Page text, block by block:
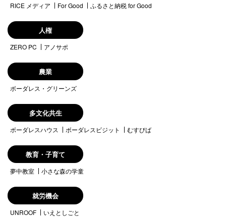
RICE メディア For Good ふるさと納税 for Good
人権
ZERO PC アノサポ
農業
ボーダレス・グリーンズ
多文化共生
ボーダレスハウス ボーダレスビジット むすびば
教育・子育て
夢中教室 小さな森の学童
就労機会
UNROOF いえとしごと